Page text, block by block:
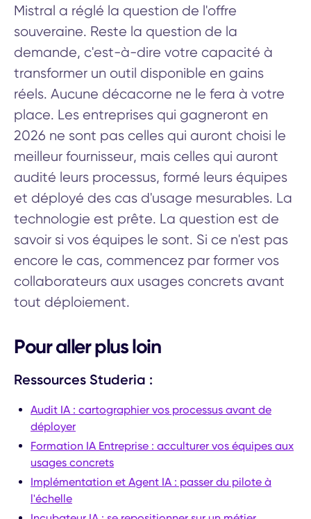
Mistral a réglé la question de l'offre
souveraine. Reste la question de la
demande, c'est-à-dire votre capacité à
transformer un outil disponible en gains
réels. Aucune décacorne ne le fera à votre
place. Les entreprises qui gagneront en
2026 ne sont pas celles qui auront choisi le
meilleur fournisseur, mais celles qui auront
audité leurs processus, formé leurs équipes
et déployé des cas d'usage mesurables. La
technologie est prête. La question est de
savoir si vos équipes le sont. Si ce n'est pas
encore le cas, commencez par former vos
collaborateurs aux usages concrets avant
tout déploiement.
Pour aller plus loin
Ressources Studeria :
Audit IA : cartographier vos processus avant de
déployer
Formation IA Entreprise : acculturer vos équipes aux
usages concrets
Implémentation et Agent IA : passer du pilote à
l'échelle